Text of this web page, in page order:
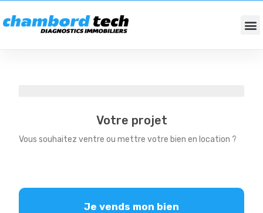
Votre projet
Vous souhaitez ventre ou mettre votre bien en location ?
Je vends mon bien